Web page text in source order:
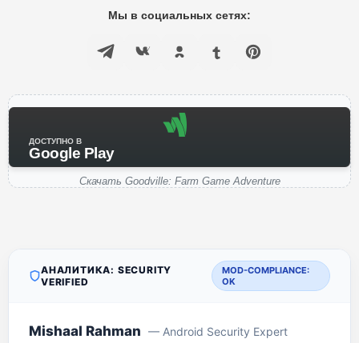
Мы в социальных сетях:
ДОСТУПНО В
Google Play
Скачать Goodville: Farm Game Adventure
АНАЛИТИКА: SECURITY
VERIFIED
MOD-COMPLIANCE:
OK
Mishaal Rahman — Android Security Expert